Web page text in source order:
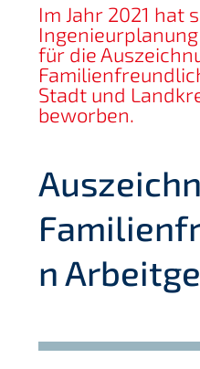
Im Jahr 2021 hat
für die
Stadt und
beworben.
n